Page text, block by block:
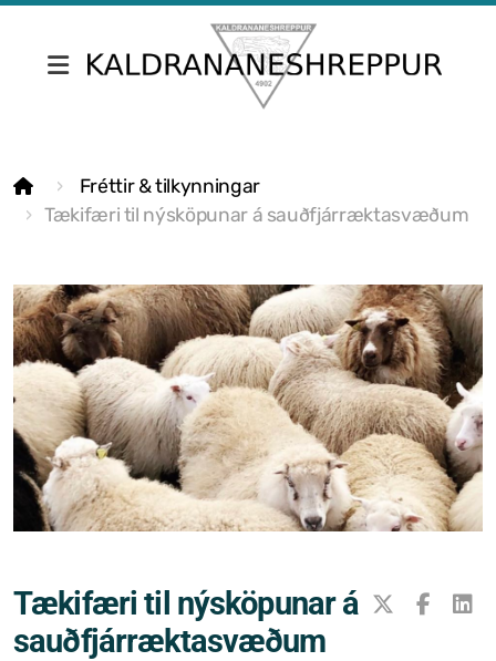
Fréttir & tilkynningar
Tækifæri til nýsköpunar á sauðfjárræktasvæðum
Tækifæri til nýsköpunar á
sauðfjárræktasvæðum
Skrifstofa Kaldrananeshrepps
Umsóknir
Nefndir
Fundargerðir sveitarstjórnar
Fundargerðir nefnda
Siðareglur
Samþykktir
Ársreikningar